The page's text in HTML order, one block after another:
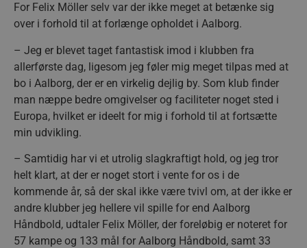
For Felix Möller selv var der ikke meget at betænke sig
over i forhold til at forlænge opholdet i Aalborg.
– Jeg er blevet taget fantastisk imod i klubben fra
allerførste dag, ligesom jeg føler mig meget tilpas med at
bo i Aalborg, der er en virkelig dejlig by. Som klub finder
man næppe bedre omgivelser og faciliteter noget sted i
Europa, hvilket er ideelt for mig i forhold til at fortsætte
min udvikling.
– Samtidig har vi et utrolig slagkraftigt hold, og jeg tror
helt klart, at der er noget stort i vente for os i de
kommende år, så der skal ikke være tvivl om, at der ikke er
andre klubber jeg hellere vil spille for end Aalborg
Håndbold, udtaler Felix Möller, der foreløbig er noteret for
57 kampe og 133 mål for Aalborg Håndbold, samt 33